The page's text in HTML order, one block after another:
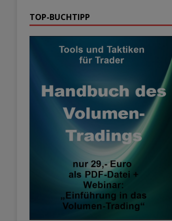
TOP-BUCHTIPP